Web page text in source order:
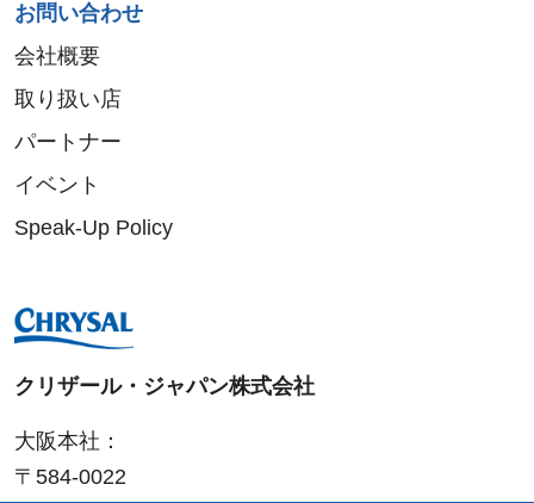
お問い合わせ
会社概要
取り扱い店
パートナー
イベント
Speak-Up Policy
クリザール・ジャパン株式会社
大阪本社：
〒584-0022